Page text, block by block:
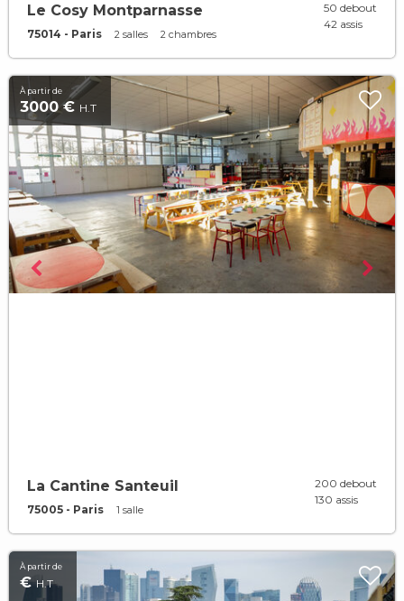
Le Cosy Montparnasse
75014 - Paris 2 salles 2 chambres
50 debout
42 assis
À partir de
3000 € H.T
La Cantine Santeuil
75005 - Paris 1 salle
200 debout
130 assis
À partir de
€H.T